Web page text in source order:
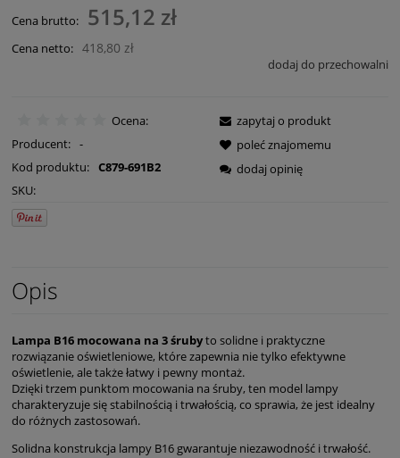
Cena brutto: 515,12 zł
Cena netto: 418,80 zł
dodaj do przechowalni
Ocena:
Producent: -
Kod produktu: C879-691B2
SKU:
zapytaj o produkt
poleć znajomemu
dodaj opinię
Opis
Lampa B16 mocowana na 3 śrubyto solidne i praktyczne
rozwiązanie oświetleniowe, które zapewnia nie tylko efektywne
oświetlenie, ale także łatwy i pewny montaż.
Dzięki trzem punktom mocowania na śruby, ten model lampy
charakteryzuje się stabilnością i trwałością, co sprawia, że jest idealny
do różnych zastosowań.
Solidna konstrukcja lampy B16 gwarantuje niezawodność i trwałość.